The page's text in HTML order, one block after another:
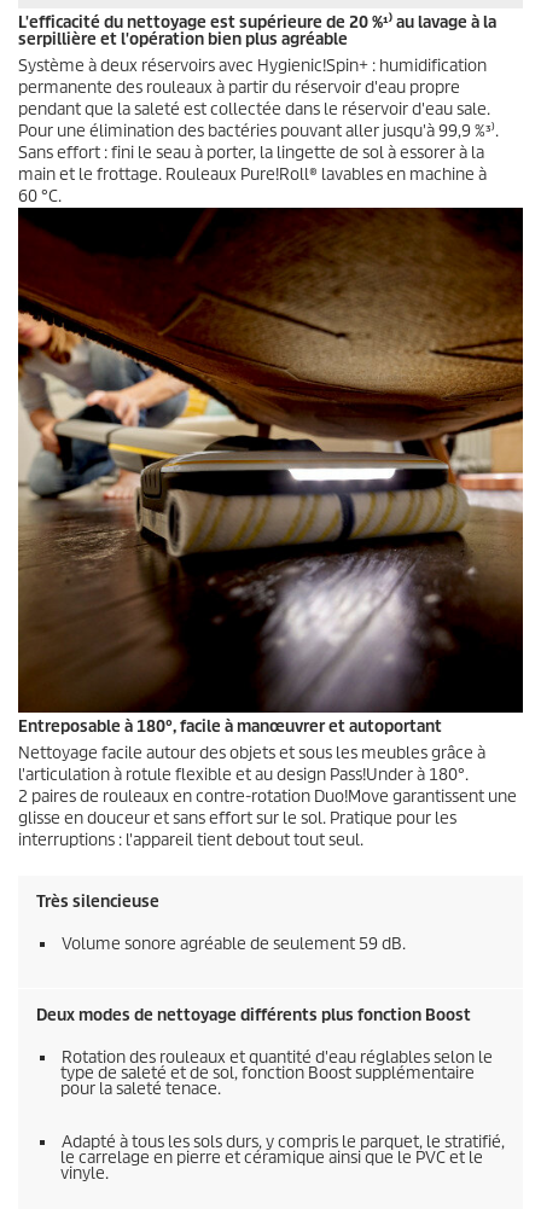
L'efficacité du nettoyage est supérieure de 20 %¹⁾ au lavage à la
serpillière et l'opération bien plus agréable
Système à deux réservoirs avec Hygienic!Spin+ : humidification
permanente des rouleaux à partir du réservoir d'eau propre
pendant que la saleté est collectée dans le réservoir d'eau sale.
Pour une élimination des bactéries pouvant aller jusqu'à 99,9 %³⁾.
Sans effort : fini le seau à porter, la lingette de sol à essorer à la
main et le frottage. Rouleaux Pure!Roll® lavables en machine à
60 °C.
Entreposable à 180°, facile à manœuvrer et autoportant
Nettoyage facile autour des objets et sous les meubles grâce à
l'articulation à rotule flexible et au design Pass!Under à 180°.
2 paires de rouleaux en contre-rotation Duo!Move garantissent une
glisse en douceur et sans effort sur le sol. Pratique pour les
interruptions : l'appareil tient debout tout seul.
Très silencieuse
Volume sonore agréable de seulement 59 dB.
Deux modes de nettoyage différents plus fonction Boost
Rotation des rouleaux et quantité d'eau réglables selon le
type de saleté et de sol, fonction Boost supplémentaire
pour la saleté tenace.
Adapté à tous les sols durs, y compris le parquet, le stratifié,
le carrelage en pierre et céramique ainsi que le PVC et le
vinyle.